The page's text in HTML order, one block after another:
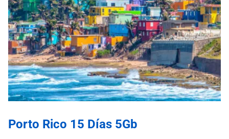
Porto Rico 15 Días 5Gb